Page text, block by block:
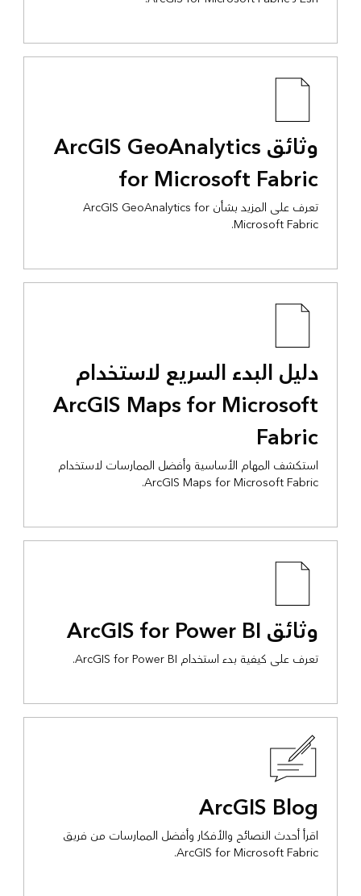
وثائق ArcGIS GeoAnalytics
for Microsoft Fabric
تعرف على المزيد بشأن ArcGIS GeoAnalytics for
Microsoft Fabric.
دليل البدء السريع لاستخدام
ArcGIS Maps for Microsoft
Fabric
استكشف المهام الأساسية وأفضل الممارسات لاستخدام
ArcGIS Maps for Microsoft Fabric.
وثائق ArcGIS for Power BI
تعرف على كيفية بدء استخدام ArcGIS for Power BI.
ArcGIS Blog
اقرأ أحدث النصائح والأفكار وأفضل الممارسات من فريق
ArcGIS for Microsoft Fabric.